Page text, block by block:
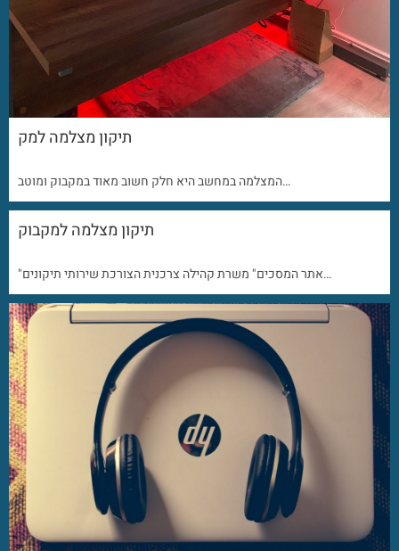
תיקון מצלמה למק
המצלמה במחשב היא חלק חשוב מאוד במקבוק ומוטב…
תיקון מצלמה למקבוק
"אתר המסכים" משרת קהילה צרכנית הצורכת שירותי תיקונים…